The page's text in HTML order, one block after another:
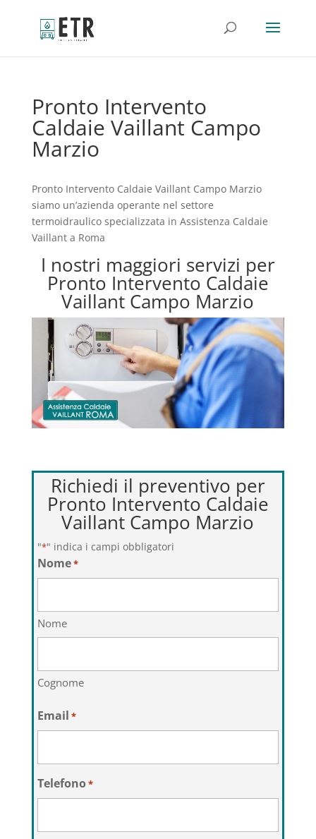
Pronto Intervento
Caldaie Vaillant Campo
Marzio
Pronto Intervento Caldaie Vaillant Campo Marzio
siamo un’azienda operante nel settore
termoidraulico specializzata in Assistenza Caldaie
Vaillant a Roma
I nostri maggiori servizi per
Pronto Intervento Caldaie
Vaillant Campo Marzio
Richiedi il preventivo per
Pronto Intervento Caldaie
Vaillant Campo Marzio
"*" indica i campi obbligatori
Nome*
Nome
Cognome
Email *
Telefono*